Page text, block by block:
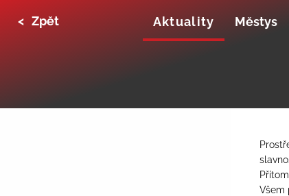
< Zpět Aktuality Městys
Všem